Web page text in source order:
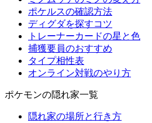
ポケルスの確認方法
ディグダを探すコツ
トレーナーカードの星と色
捕獲要員のおすすめ
タイプ相性表
オンライン対戦のやり方
ポケモンの隠れ家一覧
隠れ家の場所と行き方